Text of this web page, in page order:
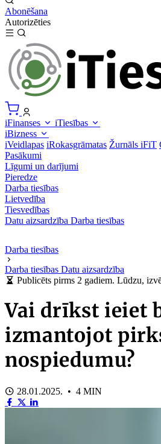
Abonēšana
Autorizēties
iFinanses
iTiesības
iBizness
iVeidlapas iRokasgrāmatas Žurnāls iFiT
Pasākumi
Līgumi un darījumi
Pieredze
Darba tiesības
Lietvedība
Tiesvedības
Datu aizsardzība Darba tiesības
Darba tiesības
Darba tiesības Datu aizsardzība
Publicēts pirms 2 gadiem. Lūdzu,
Vai drīkst ieiet
izmantojot
nospiedumu?
28.01.2025. • 4 MIN